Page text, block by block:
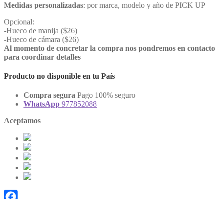
Medidas personalizadas: por marca, modelo y año de PICK UP
Opcional:
-Hueco de manija ($26)
-Hueco de cámara ($26)
Al momento de concretar la compra nos pondremos en contacto
para coordinar detalles
Producto no disponible en tu País
Compra segura Pago 100% seguro
WhatsApp 977852088
Aceptamos